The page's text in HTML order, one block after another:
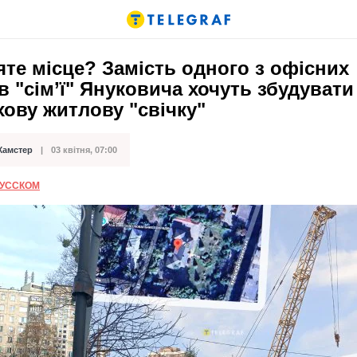
місце? Замість одного з офісних
"сім’ї" Януковича хочуть
житлову "свічку"
03 квітня, 07:00